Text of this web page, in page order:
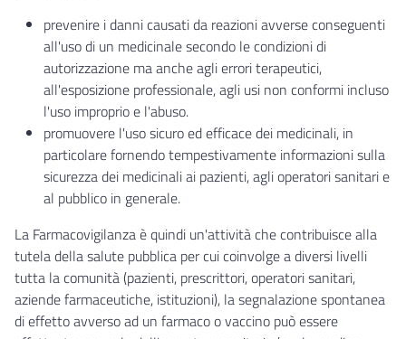
prevenire i danni causati da reazioni avverse conseguenti
all'uso di un medicinale secondo le condizioni di
autorizzazione ma anche agli errori terapeutici,
all'esposizione professionale, agli usi non conformi incluso
l'uso improprio e l'abuso.
promuovere l'uso sicuro ed efficace dei medicinali, in
particolare fornendo tempestivamente informazioni sulla
sicurezza dei medicinali ai pazienti, agli operatori sanitari e
al pubblico in generale.
La Farmacovigilanza è quindi un'attività che contribuisce alla
tutela della salute pubblica per cui coinvolge a diversi livelli
tutta la comunità (pazienti, prescrittori, operatori sanitari,
aziende farmaceutiche, istituzioni), la segnalazione spontanea
di effetto avverso ad un farmaco o vaccino può essere